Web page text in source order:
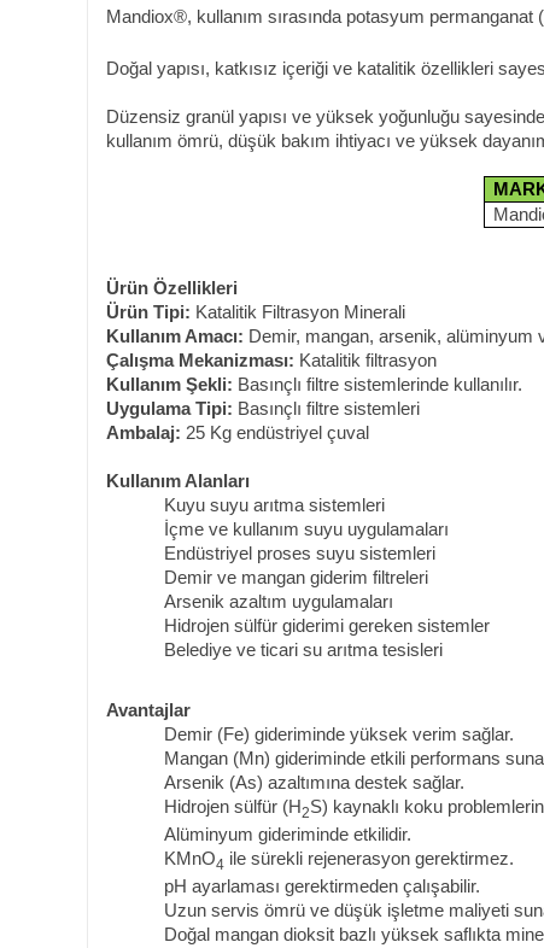
Mandiox®, kullanım sırasında potasyum permanganat
Doğal yapısı, katkısız içeriği ve katalitik özellikleri
Düzensiz granül yapısı ve yüksek yoğunluğu
kullanım ömrü, düşük bakım ihtiyacı ve yüksek
Ürün Özellikleri
Ürün Tipi: Katalitik Filtrasyon Minerali
Kullanım Amacı: Demir, mangan, arsenik, alüminyum
Çalışma Mekanizması: Katalitik filtrasyon
Kullanım Şekli: Basınçlı filtre sistemlerinde kullanılır.
Uygulama Tipi: Basınçlı filtre sistemleri
Ambalaj: 25 Kg endüstriyel çuval
Kullanım Alanları
Kuyu suyu arıtma sistemleri
İçme ve kullanım suyu uygulamaları
Endüstriyel proses suyu sistemleri
Demir ve mangan giderim filtreleri
Arsenik azaltım uygulamaları
Hidrojen sülfür giderimi gereken sistemler
Belediye ve ticari su arıtma tesisleri
Avantajlar
Demir (Fe) gideriminde yüksek verim sağlar.
Mangan (Mn) gideriminde etkili performans
Arsenik (As) azaltımına destek sağlar.
Hidrojen sülfür (H2S) kaynaklı koku
Alüminyum gideriminde etkilidir.
KMnO4 ile sürekli rejenerasyon gerektirmez.
pH ayarlaması gerektirmeden çalışabilir.
Uzun servis ömrü ve düşük işletme maliyeti
Doğal mangan dioksit bazlı yüksek saflıkta